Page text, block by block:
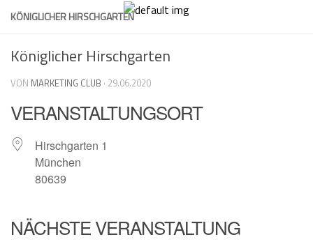
Skip
KÖNIGLICHER HIRSCHGARTEN
Königlicher Hirschgarten
VON MARKETING CLUB · 29.06.2020
VERANSTALTUNGSORT
Hirschgarten 1
München
80639
NÄCHSTE VERANSTALTUNG